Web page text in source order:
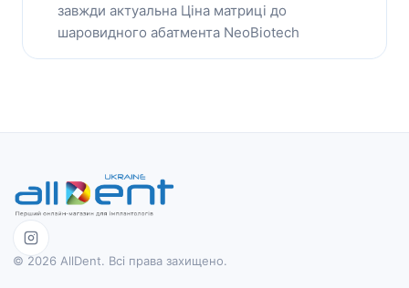
завжди актуальна Ціна матриці до
шаровидного абатмента NeoBiotech
© 2026 AllDent. Всі права захищено.